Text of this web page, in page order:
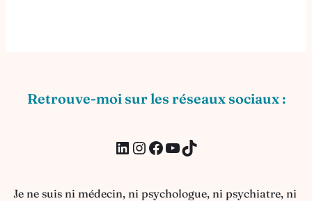
Retrouve-moi sur les réseaux sociaux :
LinkedIn
Instagram
Facebook
YouTube
TikTok
Je ne suis ni médecin, ni psychologue, ni psychiatre, ni